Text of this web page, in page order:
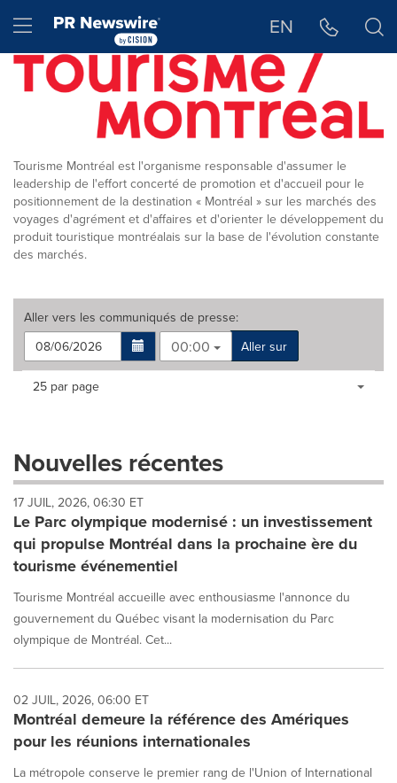
Hamburger menu EN
Tourisme Montréal est l'organisme responsable d'assumer le
leadership de l'effort concerté de promotion et d'accueil pour le
positionnement de la destination « Montréal » sur les marchés des
voyages d'agrément et d'affaires et d'orienter le développement du
produit touristique montréalais sur la base de l'évolution constante
des marchés.
Aller vers les communiqués de presse:
00:00
Aller sur
Making
dropdown
will
cause
content
on
this
page
to
News
listings
as
each
option
is
selected.
Items per page:
25 par page
Nouvelles récentes
17 JUIL, 2026, 06:30 ET
Le Parc olympique modernisé : un investissement
qui propulse Montréal dans la prochaine ère du
tourisme événementiel
Tourisme Montréal accueille avec enthousiasme l'annonce du
gouvernement du Québec visant la modernisation du Parc
olympique de Montréal. Cet...
02 JUIL, 2026, 06:00 ET
Montréal demeure la référence des Amériques
pour les réunions internationales
La métropole conserve le premier rang de l'Union of International